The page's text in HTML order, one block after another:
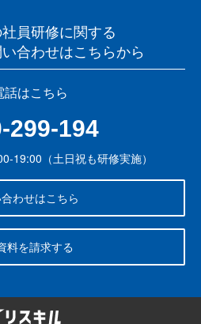
員研修に関する
合わせはこちらから
話はこちら
299-194
19:00（土日祝も研修実施）
わせはこちら
料を請求する